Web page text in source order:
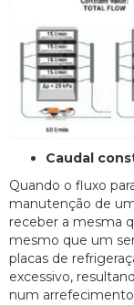
Caudal
Quando o fluxo
manutenção de
receber a mesma
mesmo que um
placas de
excessivo,
num